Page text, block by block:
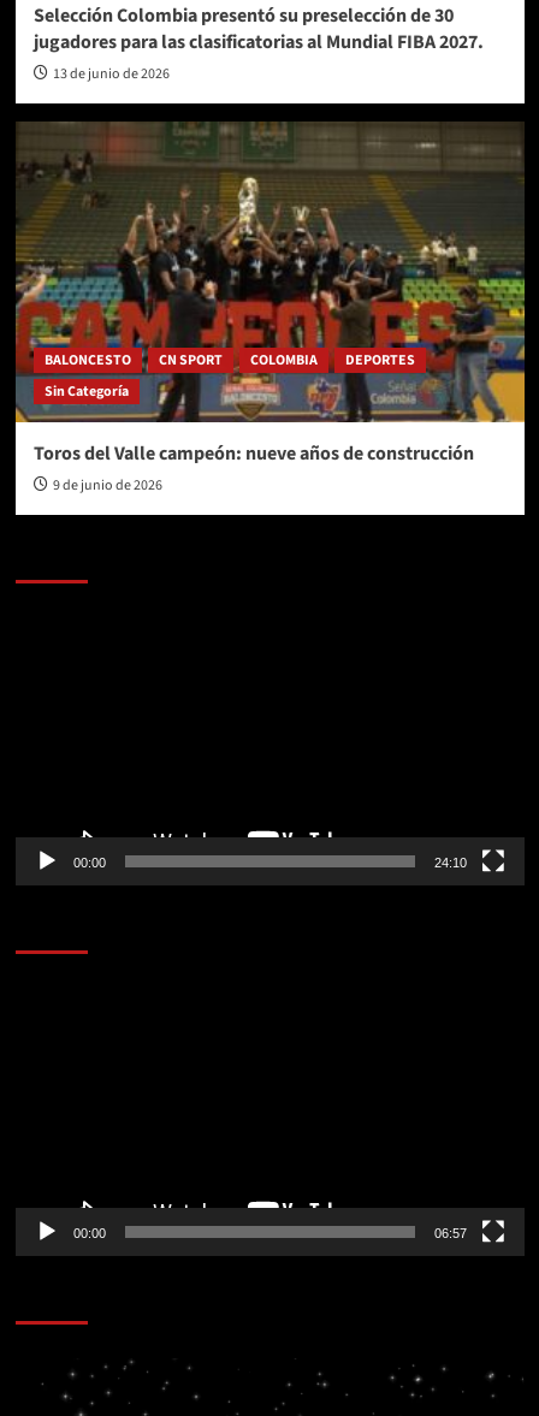
Selección Colombia presentó su preselección de 30
jugadores para las clasificatorias al Mundial FIBA 2027.
13 de junio de 2026
BALONCESTO CN SPORT COLOMBIA
DEPORTES
Sin Categoría
Toros del Valle campeón: nueve años de construcción
9 de junio de 2026
00:00 24:10
00:00 06:57
Reproductor